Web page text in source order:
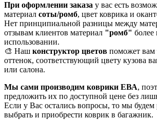
При оформлении заказа у вас есть
материал соты/ромб, цвет коврика и
Нет принципиальной разницы между
отзывам клиентов материал "ромб" более
использовании.
🎨 Наш конструктор цветов поможет вам
оттенок, соответствующий цвету кузова
или салона.
Мы сами производим коврики ЕВА,
предложить их по доступной цене без
Если у Вас остались вопросы, то мы
выбрать и приобрести коврик в багажник.